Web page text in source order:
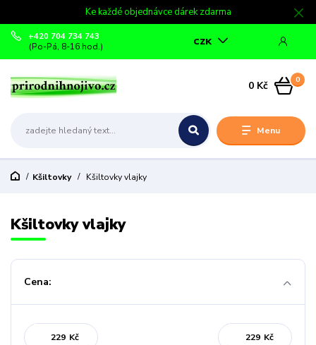
Ke každé objednávce dárek zdarma
Menu
CZK
+420 704 734 743
(Po-Pá, 8-16 hod.)
0
0 Kč
Kšiltovky Kšiltovky vlajky
Kšiltovky vlajky
Cena:
Kč Kč